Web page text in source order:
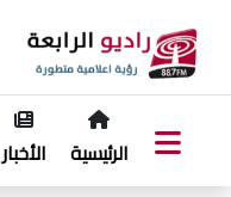
الرئيسية الأخبار